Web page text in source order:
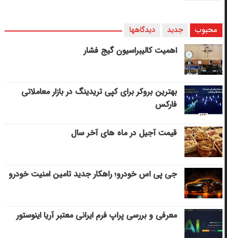
محبوب جدید دیدگاهها
اهمیت کالیبراسیون گیج فشار
بهترین بروکر برای کپی‌ تریدینگ در بازار معاملاتی
فارکس
قیمت آجیل در ماه های آخر سال
جی پی اس خودرو؛ راهکار جدید تامین امنیت خودرو
معرفی و بررسی پراپ فرم ایرانی معتبر آریا اینوستور